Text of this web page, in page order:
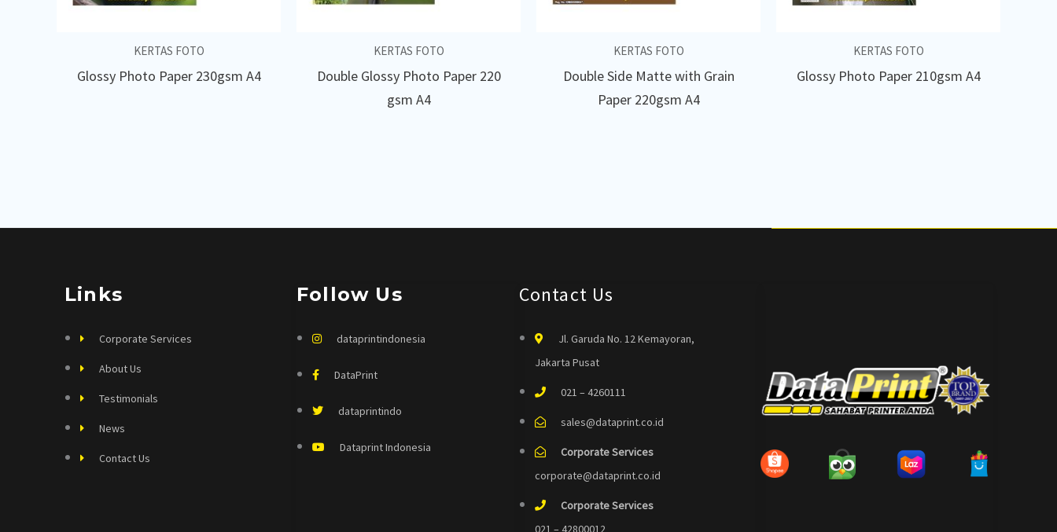
KERTAS FOTO
Glossy Photo Paper 230gsm A4
KERTAS FOTO
Double Glossy Photo Paper 220
gsm A4
KERTAS FOTO
Double Side Matte with Grain
Paper 220gsm A4
KERTAS FOTO
Glossy Photo Paper 210gsm A4
Links
Corporate Services
About Us
Testimonials
News
Contact Us
Follow Us
dataprintindonesia
DataPrint
dataprintindo
Dataprint Indonesia
Contact Us
Jl. Garuda No. 12 Kemayoran,
Jakarta Pusat
021 – 4260111
sales@dataprint.co.id
Corporate Services
corporate@dataprint.co.id
Corporate Services
021 – 42800012